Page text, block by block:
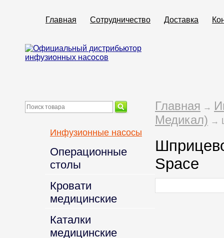
Главная Сотрудничество Доставка
Главная →
Медикал) →
Space
Инфузионные насосы
Операционные
столы
Кровати
медицинские
Каталки
медицинские